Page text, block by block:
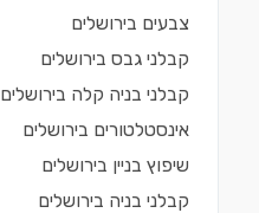
צבעים בירושלים
קבלני גבס בירושלים
קבלני בניה קלה בירושלים
אינסטלטורים בירושלים
שיפוץ בניין בירושלים
קבלני בניה בירושלים